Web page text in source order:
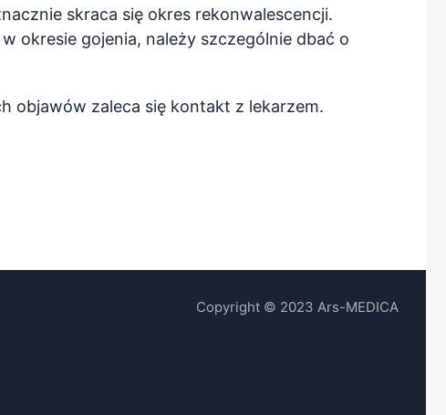
skraca się okres rekonwalescencji.
okresie gojenia, należy szczególnie dbać o
objawów zaleca się kontakt z lekarzem.
Copyright © 2023 Ars-MEDICA